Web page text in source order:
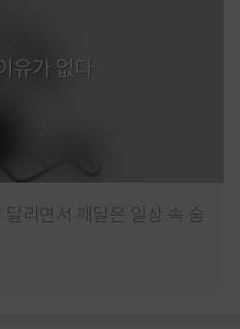
유가 없다
달리면서 깨달은 일상 속 숨